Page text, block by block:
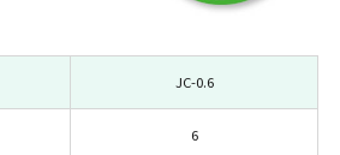
JC-0.6
6